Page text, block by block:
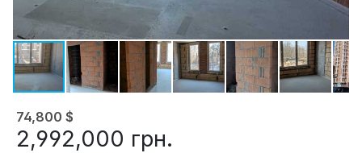
74,800 $
2,992,000 грн.